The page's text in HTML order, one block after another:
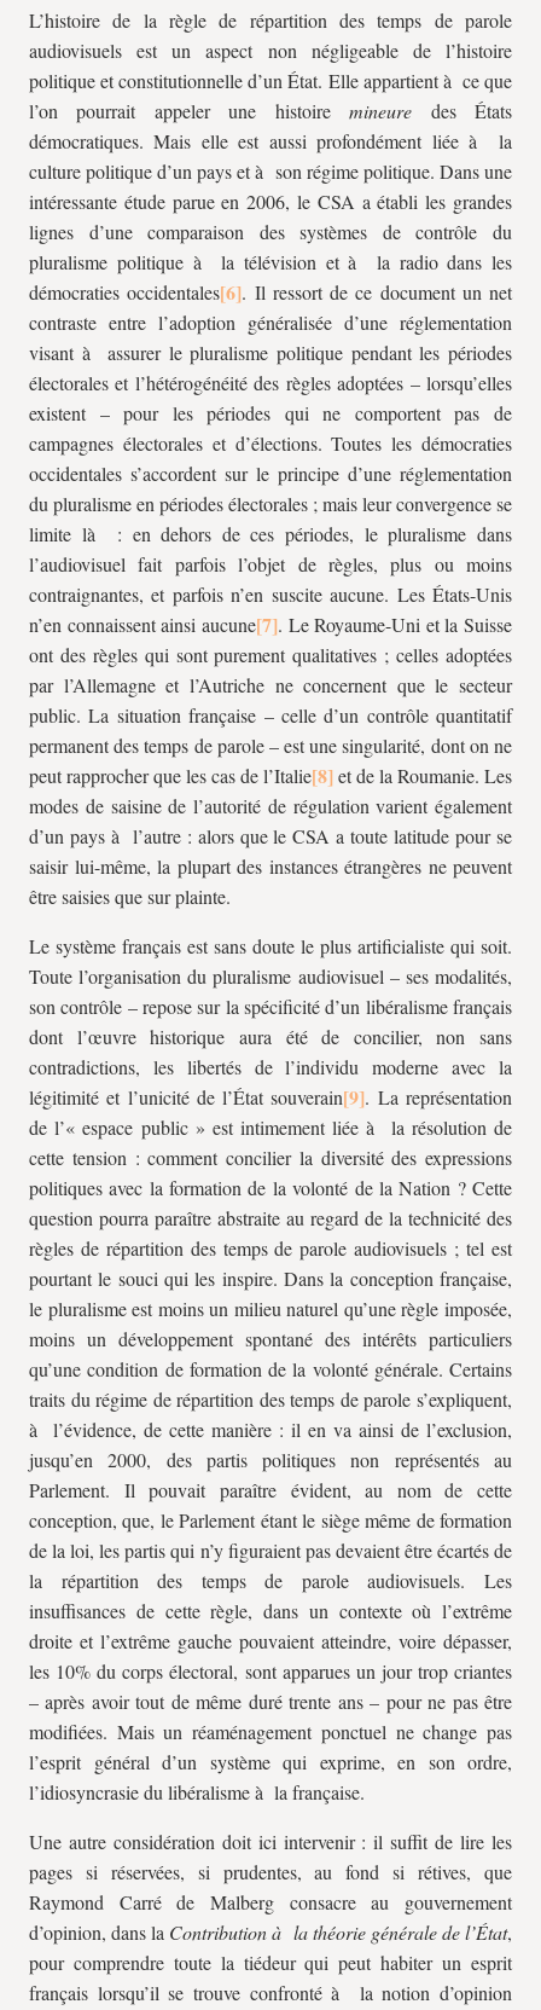
L’histoire de la règle de répartition des temps de parole
audiovisuels est un aspect non négligeable de l’histoire
politique et constitutionnelle d’un État. Elle appartient à ce que
l’on pourrait appeler une histoiremineure des États
démocratiques. Mais elle est aussi profondément liée à la
culture politique d’un pays et à son régime politique. Dans une
intéressante étude parue en 2006, le CSA a établi les grandes
lignes d’une comparaison des systèmes de contrôle du
pluralisme politique à la télévision et à la radio dans les
démocraties occidentales
. Il ressort de ce document un net
contraste entre l’adoption généralisée d’une réglementation
visant à assurer le pluralisme politique pendant les périodes
électorales et l’hétérogénéité des règles adoptées – lorsqu’elles
existent – pour les périodes qui ne comportent pas de
campagnes électorales et d’élections. Toutes les démocraties
occidentales s’accordent sur le principe d’une réglementation
du pluralisme en périodes électorales ; mais leur convergence se
limite là : en dehors de ces périodes, le pluralisme dans
l’audiovisuel fait parfois l’objet de règles, plus ou moins
contraignantes, et parfois n’en suscite aucune. Les États-Unis
n’en connaissent ainsi aucune
. Le Royaume-Uni et la Suisse
ont des règles qui sont purement qualitatives ; celles adoptées
par l’Allemagne et l’Autriche ne concernent que le secteur
public. La situation française – celle d’un contrôle quantitatif
permanent des temps de parole – est une singularité, dont on ne
peut rapprocher que les cas de l’Italie
et de la Roumanie. Les
modes de saisine de l’autorité de régulation varient également
d’un pays à l’autre : alors que le CSA a toute latitude pour se
saisir lui-même, la plupart des instances étrangères ne peuvent
être saisies que sur plainte.
Le système français est sans doute le plus artificialiste qui soit.
Toute l’organisation du pluralisme audiovisuel – ses modalités,
son contrôle – repose sur la spécificité d’un libéralisme français
dont l’œuvre historique aura été de concilier, non sans
contradictions, les libertés de l’individu moderne avec la
légitimité et l’unicité de l’État souverain
. La représentation
de l’« espace public » est intimement liée à la résolution de
cette tension : comment concilier la diversité des expressions
politiques avec la formation de la volonté de la Nation ? Cette
question pourra paraître abstraite au regard de la technicité des
règles de répartition des temps de parole audiovisuels ; tel est
pourtant le souci qui les inspire. Dans la conception française,
le pluralisme est moins un milieu naturel qu’une règle imposée,
moins un développement spontané des intérêts particuliers
qu’une condition de formation de la volonté générale. Certains
traits du régime de répartition des temps de parole s’expliquent,
à l’évidence, de cette manière : il en va ainsi de l’exclusion,
jusqu’en 2000, des partis politiques non représentés au
Parlement. Il pouvait paraître évident, au nom de cette
conception, que, le Parlement étant le siège même de formation
de la loi, les partis qui n’y figuraient pas devaient être écartés de
la répartition des temps de parole audiovisuels. Les
insuffisances de cette règle, dans un contexte où l’extrême
droite et l’extrême gauche pouvaient atteindre, voire dépasser,
les 10% du corps électoral, sont apparues un jour trop criantes
– après avoir tout de même duré trente ans – pour ne pas être
modifiées. Mais un réaménagement ponctuel ne change pas
l’esprit général d’un système qui exprime, en son ordre,
l’idiosyncrasie du libéralisme à la française.
Une autre considération doit ici intervenir : il suffit de lire les
pages si réservées, si prudentes, au fond si rétives, que
Raymond Carré de Malberg consacre au gouvernement
d’opinion, dans la Contribution à la théorie générale de l’État,
pour comprendre toute la tiédeur qui peut habiter un esprit
français lorsqu’il se trouve confronté à la notion d’opinion